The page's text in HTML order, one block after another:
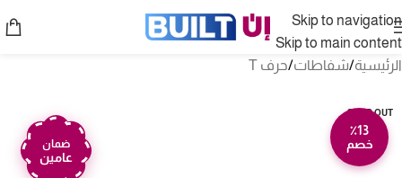
Skip to navigation
Skip to main content
الرئيسية/شفاطات/حرف T
SOLD OUT
٪13
خصم
ضمان
عامين